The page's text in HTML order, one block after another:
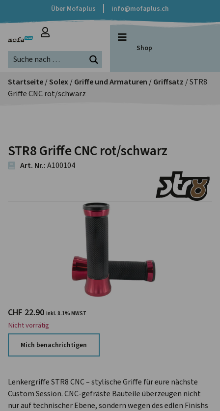
Über Mofaplus info@mofaplus.ch
Shop
Startseite/Solex /Griffe und Armaturen /Griffsatz / STR8
Griffe CNC rot/schwarz
CHF 22.90 inkl. 8.1% MWST
Nicht vorrätig
Mich benachrichtigen
Lenkergriffe STR8 CNC – stylische Griffe für eure nächste
Custom Session. CNC-gefräste Bauteile überzeugen nicht
nur auf technischer Ebene, sondern wegen des edlen Finishs
STR8 Griffe CNC rot/schwarz
Art. Nr.:A100104